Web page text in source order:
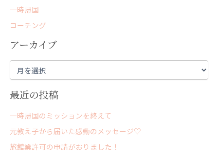
一時帰国
コーチング
アーカイブ
最近の投稿
一時帰国のミッションを終えて
元教え子から届いた感動のメッセージ♡
旅館業許可の申請がおりました！